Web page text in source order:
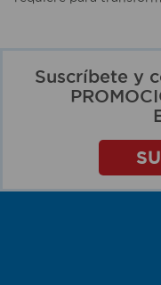
Suscríbete y